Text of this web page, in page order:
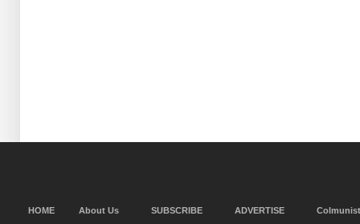
HOME About Us SUBSCRIBE ADVERTISE Colmunist